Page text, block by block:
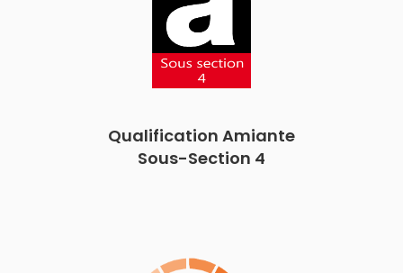
Qualification Amiante
Sous-Section 4